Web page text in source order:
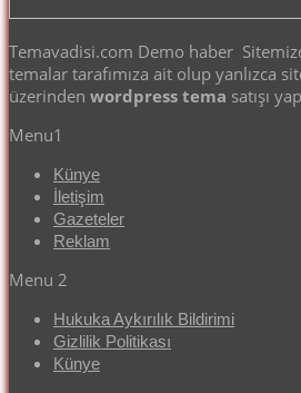
Temavadisi.com Demo haber
temalar tarafımıza ait olup yanlızca
üzerinden wordpress tema satışı
Menu1
Künye
İletişim
Gazeteler
Reklam
Menu 2
Hukuka Aykırılık Bildirimi
Gizlilik Politikası
Künye